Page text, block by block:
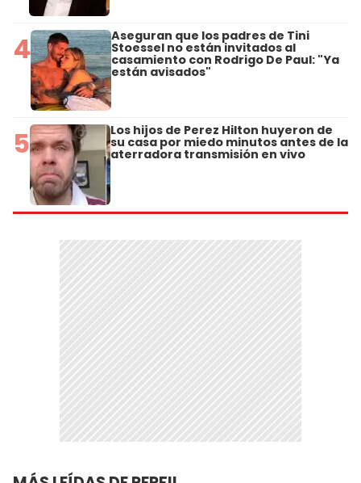
4 Aseguran que los padres de Tini
Stoessel no están invitados al
casamiento con Rodrigo De Paul: "Ya
están avisados"
5 Los hijos de Perez Hilton huyeron de
su casa por miedo minutos antes de la
aterradora transmisión en vivo